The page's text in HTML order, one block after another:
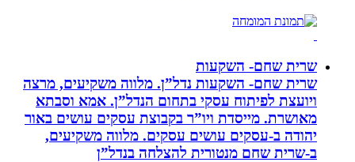
שרית שחם- השקעות
שרית שחם- השקעות נדל”ן. מלווה משקיעים, מרצה
ויועצת לפיתוח עסקי בתחום הנדל”ן. אמא וסבתא
מאושרת. ‏מייסדת ויו”ר בקבוצת עסקים עושים באור
יהודה‏ ב-‏עסקים עושים עסקים‏. ‏מלווה משקיעים,
ב-‏שרית שחם מנטורית להצלחה בנדל”ן‏